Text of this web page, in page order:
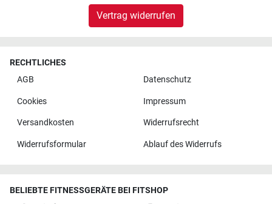
Vertrag widerrufen
RECHTLICHES
AGB
Datenschutz
Cookies Impressum
Versandkosten Widerrufsrecht
Widerrufsformular Ablauf des Widerrufs
BELIEBTE FITNESSGERÄTE BEI FITSHOP